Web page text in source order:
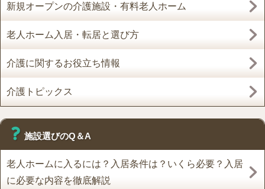
新規オープンの介護施設・有料老人ホーム
老人ホーム入居・転居と選び方
介護に関するお役立ち情報
介護トピックス
施設選びのQ＆A
老人ホームに入るには？入居条件は？いくら必要？入居
に必要な内容を徹底解説